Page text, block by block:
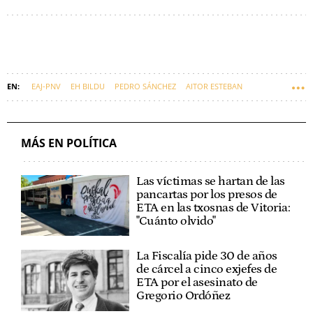
EAJ-PNV EH BILDU PEDRO SÁNCHEZ AITOR ESTEBAN
MÁS EN POLÍTICA
Las víctimas se hartan de las
pancartas por los presos de
ETA en las txosnas de Vitoria:
"Cuánto olvido"
La Fiscalía pide 30 de años
de cárcel a cinco exjefes de
ETA por el asesinato de
Gregorio Ordóñez